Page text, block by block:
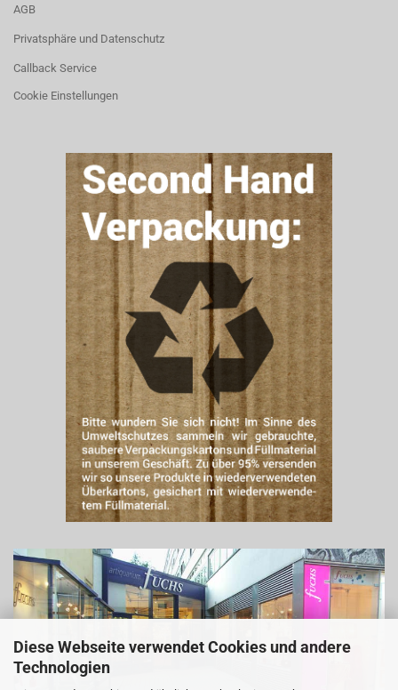
Diese Webseite verwendet Cookies und andere
Technologien
AGB
Privatsphäre und Datenschutz
Callback Service
Cookie Einstellungen